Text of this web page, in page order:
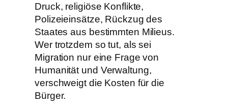
Druck, religiöse Konflikte,
Polizeieinsätze, Rückzug des
Staates aus bestimmten Milieus.
Wer trotzdem so tut, als sei
Migration nur eine Frage von
Humanität und Verwaltung,
verschweigt die Kosten für die
Bürger.